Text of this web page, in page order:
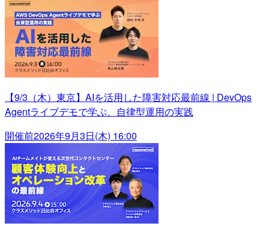
【9/3（木）東京】AIを活用した障害対応最前線 | DevOps
Agentライブデモで学ぶ、自律型運用の実践
開催前2026年9月3日(木) 16:00